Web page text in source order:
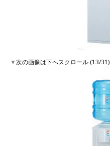
▼次の画像は下へスクロール (13/31)